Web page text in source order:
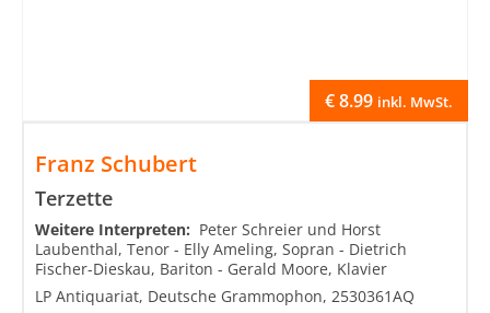
Franz Schubert
Terzette
€8.99 inkl. MwSt.
Weitere Interpreten: Peter Schreier und Horst
Laubenthal, Tenor - Elly Ameling, Sopran - Dietrich
Fischer-Dieskau, Bariton - Gerald Moore, Klavier
LP Antiquariat, Deutsche Grammophon, 2530361AQ